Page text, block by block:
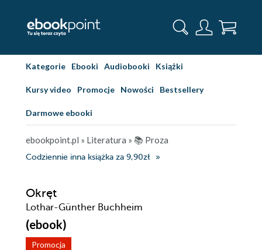
Kategorie Ebooki Audiobooki Książki
Kursy video Promocje Nowości Bestsellery
Darmowe ebooki
ebookpoint.pl » Literatura » 📚 Proza
Codziennie inna książka za 9,90zł
Okręt
Lothar-Günther Buchheim
(ebook)
Promocja